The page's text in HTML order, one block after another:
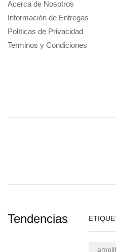
Acerca de Nosotros
Información de Entregas
Políticas de Privacidad
Terminos y Condiciones
Tendencias